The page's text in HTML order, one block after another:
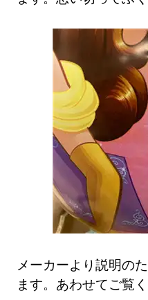
メーカーより説明の
ます。あわせてご覧く